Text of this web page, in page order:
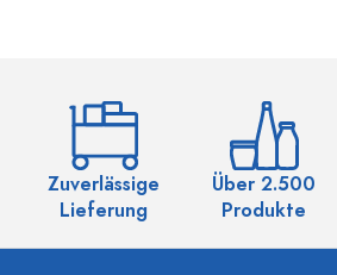
Zuverlässige
Lieferung
Über 2.500
Produkte